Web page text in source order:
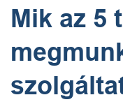
Mik az 5